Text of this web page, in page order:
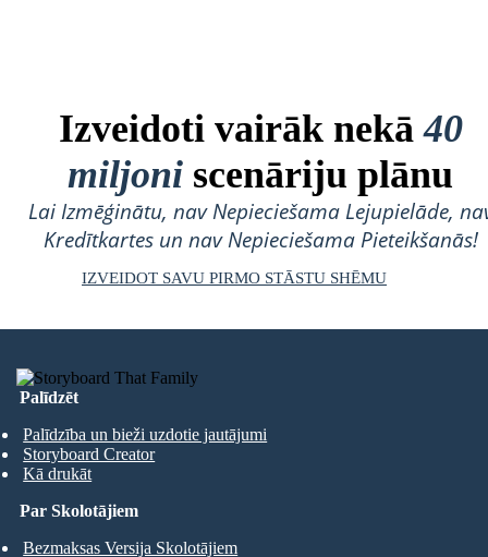
Izveidoti vairāk nekā40
miljoni scenāriju plānu
Lai Izmēģinātu, nav Nepieciešama Lejupielāde,
Kredītkartes un nav Nepieciešama Pieteikšanās!
IZVEIDOT SAVU PIRMO STĀSTU SHĒMU
Palīdzēt
Palīdzība un bieži uzdotie jautājumi
Storyboard Creator
Kā drukāt
Par Skolotājiem
Bezmaksas Versija Skolotājiem